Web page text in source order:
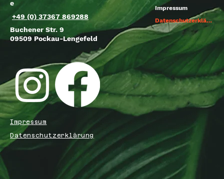
e
+49 (0) 37367 869288
Buchener Str. 9
09509 Pockau-Lengefeld
Impressum
Datenschutzerklärung
Impressum
Datenschutzerklärung